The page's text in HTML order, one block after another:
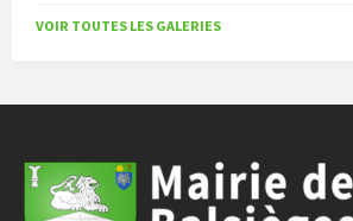
VOIR TOUTES LES GALERIES